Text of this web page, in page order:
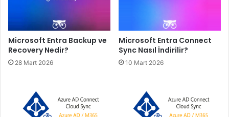
Microsoft Entra Backup ve
Recovery Nedir?
28 Mart 2026
Microsoft Entra Connect
Sync Nasıl İndirilir?
10 Mart 2026